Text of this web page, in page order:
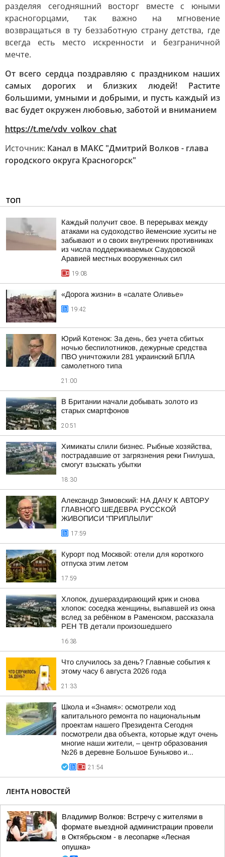
разделяя сегодняшний восторг вместе с юными
красногорцами, так важно на мгновение
возвращаться в ту беззаботную страну детства, где
всегда есть место искренности и безграничной
мечте.
От всего сердца поздравляю с праздником наших
самых дорогих и близких людей! Растите
большими, умными и добрыми, и пусть каждый из
вас будет окружен любовью, заботой и вниманием
https://t.me/vdv_volkov_chat
Источник: Канал в МАКС "Дмитрий Волков - глава
городского округа Красногорск"
ТОП
Каждый получит свое. В перерывах между
атаками на судоходство йеменские хуситы не
забывают и о своих внутренних противниках
из числа поддерживаемых Саудовской
Аравией местных вооруженных сил
19:08
«Дорога жизни» в «салате Оливье»
19:42
Юрий Котенок: За день, без учета сбитых
ночью беспилотников, дежурные средства
ПВО уничтожили 281 украинский БПЛА
самолетного типа
21:00
В Британии начали добывать золото из
старых смартфонов
20:51
Химикаты слили бизнес. Рыбные хозяйства,
пострадавшие от загрязнения реки Гнилуша,
смогут взыскать убытки
18:30
Александр Зимовский: НА ДАЧУ К АВТОРУ
ГЛАВНОГО ШЕДЕВРА РУССКОЙ
ЖИВОПИСИ "ПРИПЛЫЛИ"
17:59
Курорт под Москвой: отели для короткого
отпуска этим летом
17:59
Хлопок, душераздирающий крик и снова
хлопок: соседка женщины, выпавшей из окна
вслед за ребёнком в Раменском, рассказала
РЕН ТВ детали произошедшего
16:38
Что случилось за день? Главные события к
этому часу 6 августа 2026 года
21:33
Школа и «Знамя»: осмотрели ход
капитального ремонта по национальным
проектам нашего Президента Сегодня
посмотрели два объекта, которые ждут очень
многие наши жители, – центр образования
№26 в деревне Большое Буньково и...
21:54
ЛЕНТА НОВОСТЕЙ
Владимир Волков: Встречу с жителями в
формате выездной администрации провели
в Октябрьском - в лесопарке «Лесная
опушка»